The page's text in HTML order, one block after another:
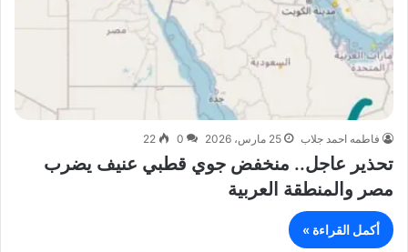
فاطمه احمد جلاب 25 مارس، 2026 0
22
تحذير عاجل.. منخفض جوي قطبي عنيف يضرب
مصر والمنطقة العربية
أكمل القراءة »